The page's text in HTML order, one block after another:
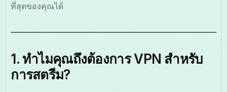
ที่สุดของคุณได้
1. ทำไมคุณถึงต้องการ VPN สำหรับ
การสตรีม?